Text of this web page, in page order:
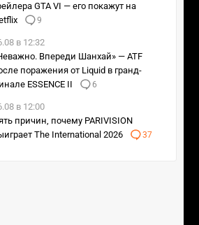
GTA VI — его покажут на
9
в 12:32
Впереди Шанхай» — ATF
поражения от Liquid в гранд-
ESSENCE II
6
в 12:00
причин, почему PARIVISION
The International 2026
37